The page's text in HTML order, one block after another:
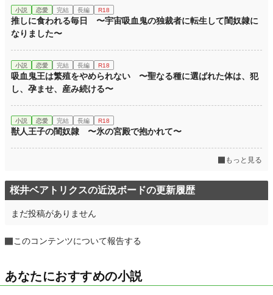
小説 恋愛 完結 長編 R18
推しに食われる毎日 〜宇宙吸血鬼の独裁者に転生して閨奴隷に
なりました〜
小説 恋愛 完結 長編 R18
吸血鬼王は繁殖をやめられない 〜聖なる種に選ばれた体は、犯
し、孕ませ、産み続ける〜
小説 恋愛 完結 長編 R18
獣人王子の閨奴隷 〜氷の宮殿で抱かれて〜
もっと見る
桜井ベアトリクスの近況ボードの更新履歴
まだ投稿がありません
このコンテンツについて報告する
あなたにおすすめの小説